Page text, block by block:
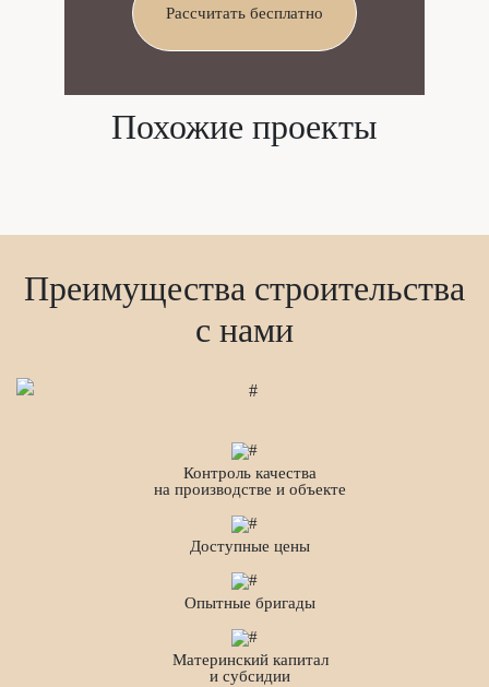
Рассчитать бесплатно
Похожие проекты
Преимущества строительства
с нами
Контроль качества
на производстве и объекте
Доступные цены
Опытные бригады
Материнский капитал
и субсидии